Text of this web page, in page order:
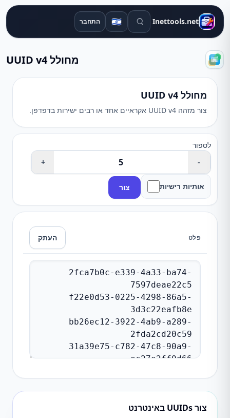
Inettools.net חיפוש כלים
🇮🇱 התחבר
מחולל UUID v4
מחולל UUID v4
צור מזהה UUID v4 אקראיים אחד או רבים ישירות בדפדפן.
לספור
-
+
אותיות רישיות צור
פלט העתק
צור UUIDs באינטרנט